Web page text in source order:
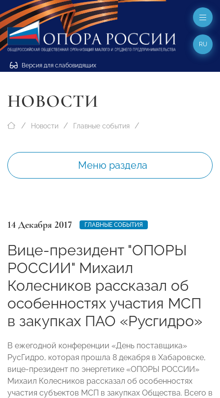
Версия для слабовидящих
RU
НОВОСТИ
Новости Главные события
Меню раздела
14 Декабря 2017 ГЛАВНЫЕ СОБЫТИЯ
Вице-президент "ОПОРЫ
РОССИИ" Михаил
Колесников рассказал об
особенностях участия МСП
в закупках ПАО «Русгидро»
В ежегодной конференции «День поставщика»
РусГидро, которая прошла 8 декабря в Хабаровске,
вице-президент по энергетике «ОПОРЫ РОССИИ»
Михаил Колесников рассказал об особенностях
участия субъектов МСП в закупках Общества. Всего в